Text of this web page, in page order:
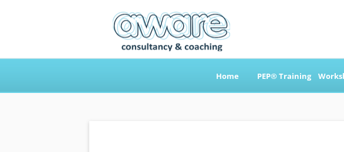
Home PEP® Training